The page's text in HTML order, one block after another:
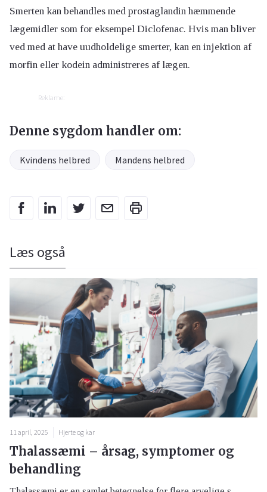
Smerten kan behandles med prostaglandin hæmmende
lægemidler som for eksempel Diclofenac. Hvis man bliver
ved med at have uudholdelige smerter, kan en injektion af
morfin eller kodein administreres af lægen.
Reklame:
Denne sygdom handler om:
Kvindens helbred Mandens helbred
Læs også
11 april, 2025 Hjerte og kar
Thalassæmi – årsag, symptomer og
behandling